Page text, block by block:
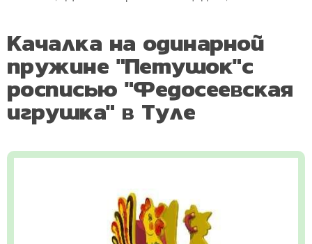
Качалка на одинарной
пружине "Петушок"с
росписью "Федосеевская
игрушка" в Туле